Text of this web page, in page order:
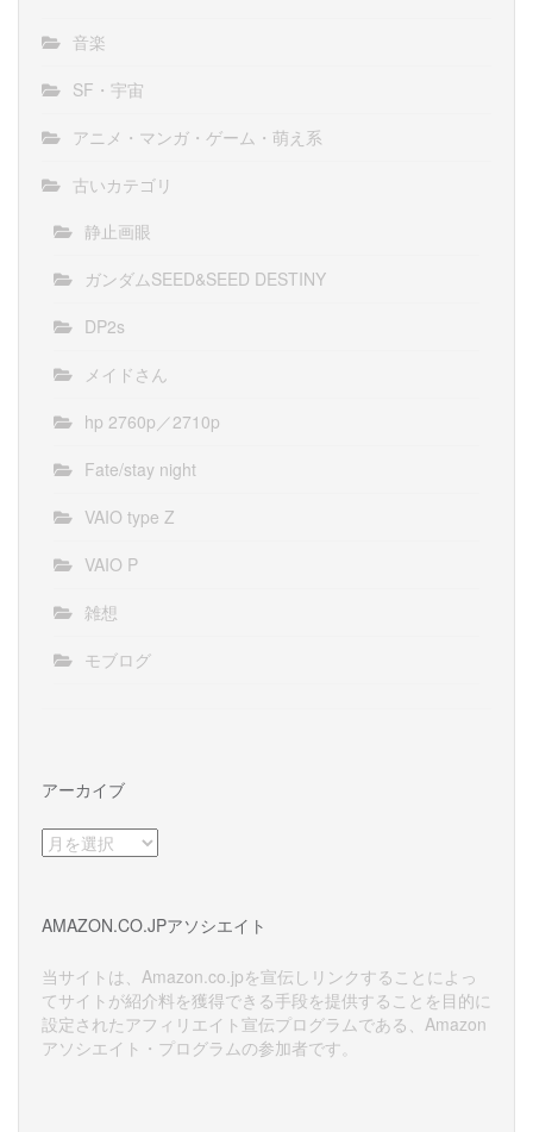
音楽
SF・宇宙
アニメ・マンガ・ゲーム・萌え系
古いカテゴリ
静止画眼
ガンダムSEED&SEED DESTINY
DP2s
メイドさん
hp 2760p／2710p
Fate/stay night
VAIO type Z
VAIO P
雑想
モブログ
アーカイブ
ア
ー
ブ
AMAZON.CO.JPアソシエイト
当サイトは、Amazon.co.jpを宣伝しリンクすることによっ
てサイトが紹介料を獲得できる手段を提供することを目的に
設定されたアフィリエイト宣伝プログラムである、Amazon
アソシエイト・プログラムの参加者です。